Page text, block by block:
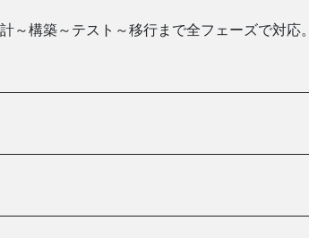
構築～テスト～移行まで全フェーズで対応。